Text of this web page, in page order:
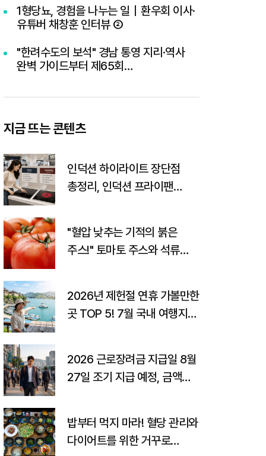
1형당뇨, 경험을 나누는 일｜환우회 이사·
유튜버 채창훈 인터뷰 ②
"한려수도의 보석" 경남 통영 지리·역사
완벽 가이드부터 제65회
지금 뜨는 콘텐츠
인덕션 하이라이트 장단점
총정리, 인덕션 프라이팬
"혈압 낮추는 기적의 붉은
주스!" 토마토 주스와 석류
2026년 제헌절 연휴 가볼만한
곳 TOP 5! 7월 국내 여행지
2026 근로장려금 지급일 8월
27일 조기 지급 예정, 금액
밥부터 먹지 마라! 혈당 관리와
다이어트를 위한 거꾸로